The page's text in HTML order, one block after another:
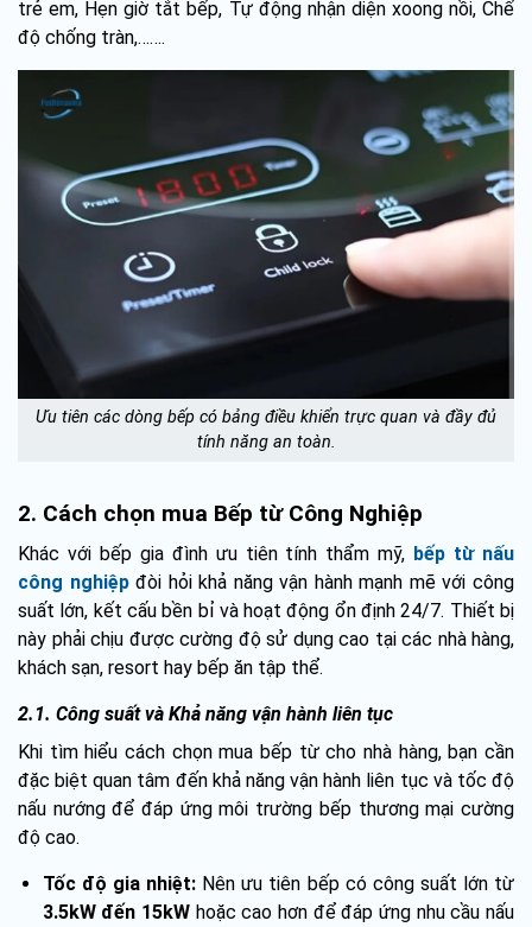
trẻ em, Hẹn giờ tắt bếp, Tự động nhận diện xoong nồi, Chế
độ chống tràn,…….
Ưu tiên các dòng bếp có bảng điều khiển trực quan và đầy đủ
tính năng an toàn.
2. Cách chọn mua Bếp từ Công Nghiệp
Khác với bếp gia đình ưu tiên tính thẩm mỹ, bếp từ nấu
công nghiệpđòi hỏi khả năng vận hành mạnh mẽ với công
suất lớn, kết cấu bền bỉ và hoạt động ổn định 24/7. Thiết bị
này phải chịu được cường độ sử dụng cao tại các nhà hàng,
khách sạn, resort hay bếp ăn tập thể.
2.1. Công suất và Khả năng vận hành liên tục
Khi tìm hiểu cách chọn mua bếp từ cho nhà hàng, bạn cần
đặc biệt quan tâm đến khả năng vận hành liên tục và tốc độ
nấu nướng để đáp ứng môi trường bếp thương mại cường
độ cao.
Tốc độ gia nhiệt: Nên ưu tiên bếp có công suất lớn từ
3.5kW đến 15kW hoặc cao hơn để đáp ứng nhu cầu nấu